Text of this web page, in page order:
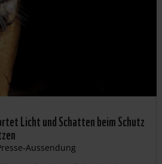
Licht und Schatten beim Schutz
Aussendung